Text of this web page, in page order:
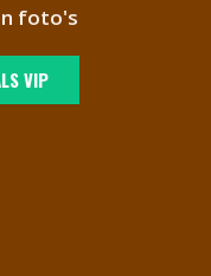
foto's
VIP